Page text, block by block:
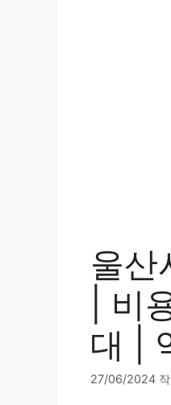
울산
| 비
대 |
27/06/2024